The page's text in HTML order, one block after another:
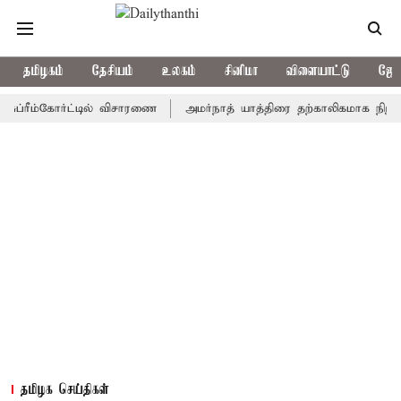
தமிழகம் தேசியம் உலகம் சினிமா விளையாட்டு
விசாரணை அமர்நாத் யாத்திரை தற்காலிகமாக நிறுத்தம்
தமிழக செய்திகள்